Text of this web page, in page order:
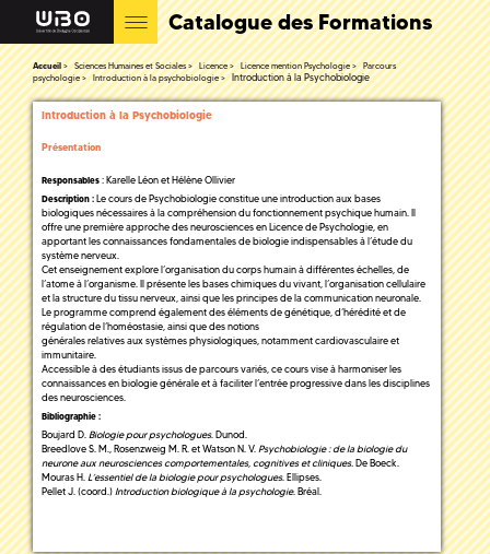
Catalogue des Formations
Accueil Sciences Humaines et Sociales Licence Licence mention Psychologie
Parcours
psychologie
Introduction à la psychobiologie Introduction à la Psychobiologie
Introduction à la Psychobiologie
Présentation
Responsables : Karelle Léon et Hélène Ollivier
Description : Le cours de Psychobiologie constitue une introduction aux bases
biologiques nécessaires à la compréhension du fonctionnement psychique humain. Il
offre une première approche des neurosciences en Licence de Psychologie, en
apportant les connaissances fondamentales de biologie indispensables à l’étude du
système nerveux.
Cet enseignement explore l’organisation du corps humain à différentes échelles, de
l’atome à l’organisme. Il présente les bases chimiques du vivant, l’organisation cellulaire
et la structure du tissu nerveux, ainsi que les principes de la communication neuronale.
Le programme comprend également des éléments de génétique, d’hérédité et de
régulation de l’homéostasie, ainsi que des notions
générales relatives aux systèmes physiologiques, notamment cardiovasculaire et
immunitaire.
Accessible à des étudiants issus de parcours variés, ce cours vise à harmoniser les
connaissances en biologie générale et à faciliter l’entrée progressive dans les disciplines
des neurosciences.
Bibliographie :
Boujard D. Biologie pour psychologues. Dunod.
Breedlove S. M., Rosenzweig M. R. et Watson N. V. Psychobiologie : de la biologie du
neurone auxneurosciences comportementales, cognitives et cliniques. De Boeck.
Mouras H. L’essentiel de la biologie pour psychologues. Ellipses.
Pellet J. (coord.) Introduction biologique à la psychologie. Bréal.